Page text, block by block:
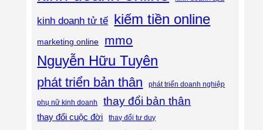
kinh doanh tử tế kiếm tiền online
marketing online mmo
Nguyễn Hữu Tuyên
phát triển bản thân phát triển doanh nghiệp
phụ nữ kinh doanh thay đổi bản thân
thay đổi cuộc đời thay đổi tư duy